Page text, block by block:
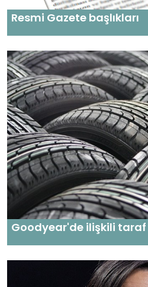
Resmi Gazete başlıkları
Goodyear'de ilişkili